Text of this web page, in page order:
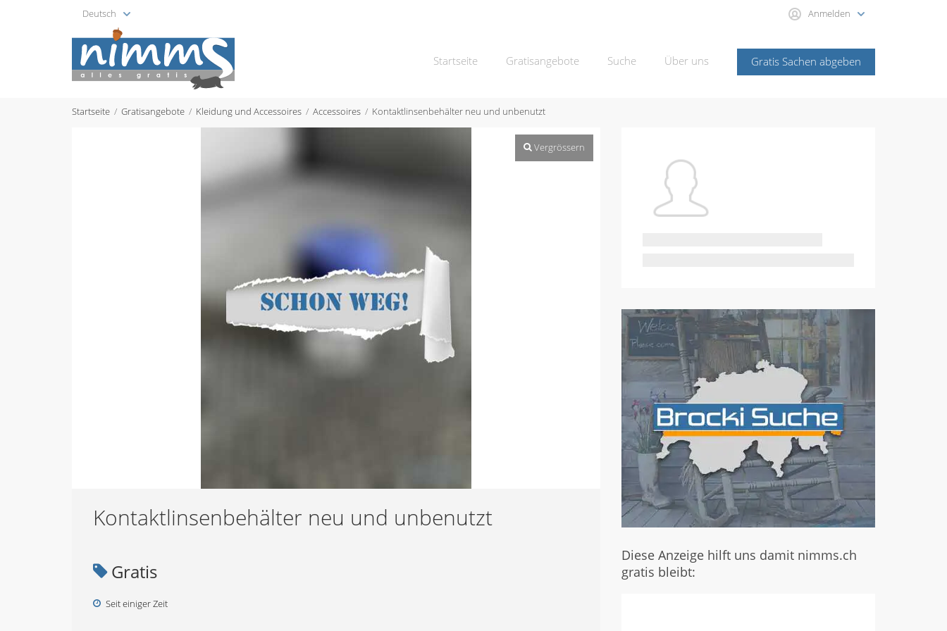
Deutsch Anmelden
Gratis Sachen abgeben
Startseite Gratisangebote Suche Über uns
Startseite Gratisangebote Kleidung und Accessoires Accessoires Kontaktlinsenbehälter neu und unbenutzt
Diese Anzeige hilft uns damit nimms.ch
gratis bleibt:
Vergrössern
Kontaktlinsenbehälter neu und unbenutzt
Gratis
Seit einiger Zeit